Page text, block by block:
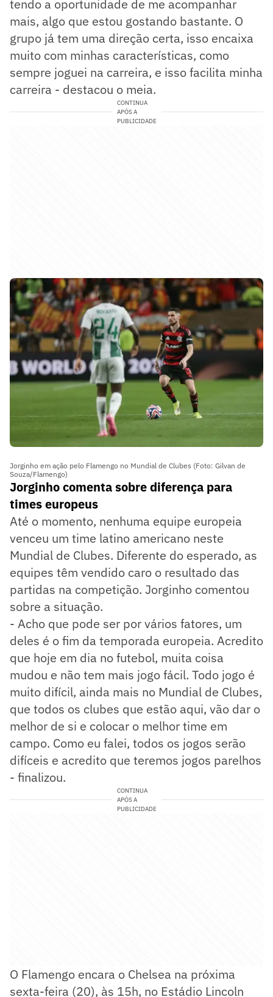
tendo a oportunidade de me acompanhar
mais, algo que estou gostando bastante. O
grupo já tem uma direção certa, isso encaixa
muito com minhas características, como
sempre joguei na carreira, e isso facilita minha
carreira - destacou o meia.
CONTINUA
APÓS A
PUBLICIDADE
Jorginho em ação pelo Flamengo no Mundial de Clubes (Foto: Gilvan de
Souza/Flamengo)
Jorginho comenta sobre diferença para
times europeus
Até o momento, nenhuma equipe europeia
venceu um time latino americano neste
Mundial de Clubes. Diferente do esperado, as
equipes têm vendido caro o resultado das
partidas na competição. Jorginho comentou
sobre a situação.
- Acho que pode ser por vários fatores, um
deles é o fim da temporada europeia. Acredito
que hoje em dia no futebol, muita coisa
mudou e não tem mais jogo fácil. Todo jogo é
muito difícil, ainda mais no Mundial de Clubes,
que todos os clubes que estão aqui, vão dar o
melhor de si e colocar o melhor time em
campo. Como eu falei, todos os jogos serão
difíceis e acredito que teremos jogos parelhos
- finalizou.
CONTINUA
APÓS A
PUBLICIDADE
O Flamengo encara o Chelsea na próxima
sexta-feira (20), às 15h, no Estádio Lincoln